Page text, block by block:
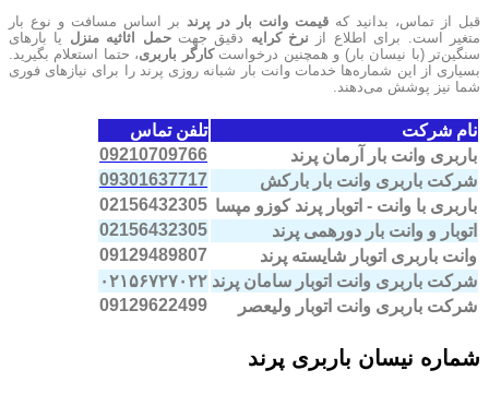
قبل از تماس، بدانید که قیمت وانت بار در پرند بر اساس مسافت و نوع بار
متغیر است. برای اطلاع از نرخ کرایه دقیق جهتحمل اثاثیه منزل یا بارهای
سنگین‌تر (با نیسان بار) و همچنین درخواستکارگر باربری، حتما استعلام بگیرید.
بسیاری از این شماره‌ها خدمات وانت بار شبانه روزی پرند را برای نیازهای فوری
شما نیز پوشش می‌دهند.
نام شرکت
تلفن تماس
باربری وانت بار آرمان پرند
09210709766
شرکت باربری وانت بار بارکش
09301637717
باربری با وانت - اتوبار پرند کوزو مپسا 02156432305
اتوبار و وانت بار دورهمی پرند
02156432305
وانت باربری اتوبار شایسته پرند
09129489807
شرکت باربری وانت اتوبار سامان پرند ۰۲۱۵۶۷۲۷۰۲۲
شرکت باربری وانت اتوبار ولیعصر
09129622499
شماره نیسان باربری پرند